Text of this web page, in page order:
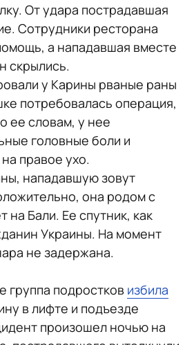
От удара пострадавшая
Сотрудники ресторана
а нападавшая вместе
скрылись.
у Карины рваные раны
потребовалась операция,
ее словам, у нее
головные боли и
правое ухо.
нападавшую зовут
она родом с
на Бали. Ее спутник, как
Украины. На момент
не задержана.
группа подростков избила
в лифте и подъезде
произошел ночью на